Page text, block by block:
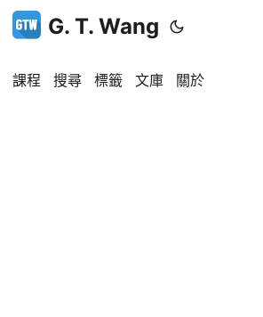
G. T. Wang
課程 搜尋 標籤 文庫 關於